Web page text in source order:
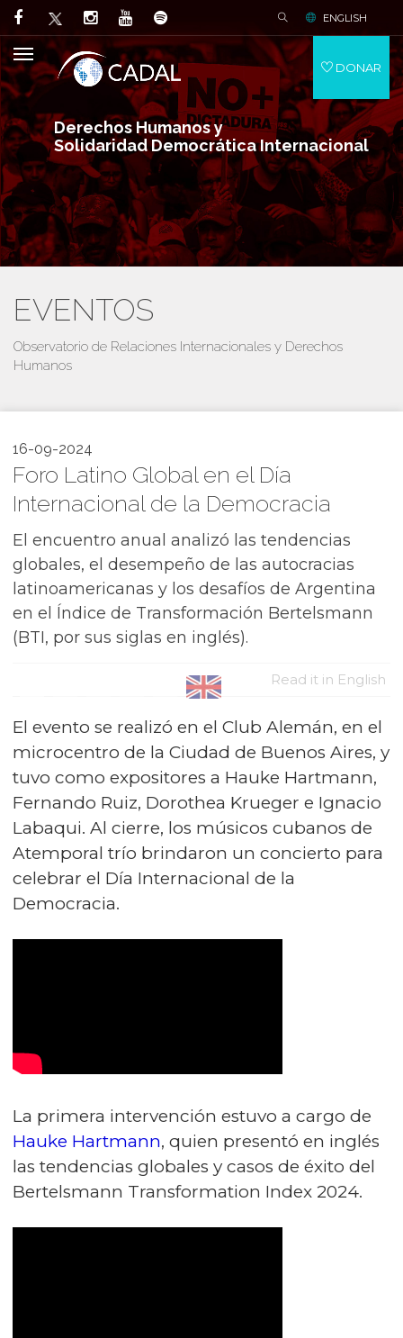
Derechos Humanos y
Solidaridad Democrática Internacional
ENGLISH
DONAR
EVENTOS
Observatorio de Relaciones Internacionales y Derechos
Humanos
16-09-2024
Foro Latino Global en el Día
Internacional de la Democracia
El encuentro anual analizó las tendencias
globales, el desempeño de las autocracias
latinoamericanas y los desafíos de Argentina
en el Índice de Transformación Bertelsmann
(BTI, por sus siglas en inglés).
Read it in English
El evento se realizó en el Club Alemán, en el
microcentro de la Ciudad de Buenos Aires, y
tuvo como expositores a Hauke Hartmann,
Fernando Ruiz, Dorothea Krueger e Ignacio
Labaqui. Al cierre, los músicos cubanos de
Atemporal trío brindaron un concierto para
celebrar el Día Internacional de la
Democracia.
La primera intervención estuvo a cargo de
Hauke Hartmann, quien presentó en inglés
las tendencias globales y casos de éxito del
Bertelsmann Transformation Index 2024.